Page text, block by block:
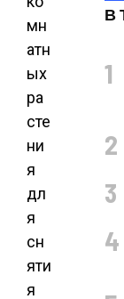
В